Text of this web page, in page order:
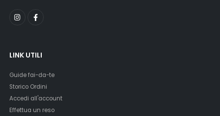
LINK UTILI
Guide fai-da-te
Storico Ordini
Accedi all'account
Effettua un reso